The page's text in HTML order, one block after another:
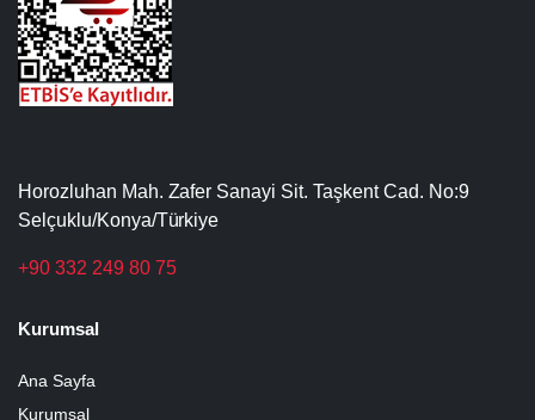
Horozluhan Mah. Zafer Sanayi Sit. Taşkent Cad. No:9
Selçuklu/Konya/Türkiye
+90 332 249 80 75
Kurumsal
Ana Sayfa
Kurumsal